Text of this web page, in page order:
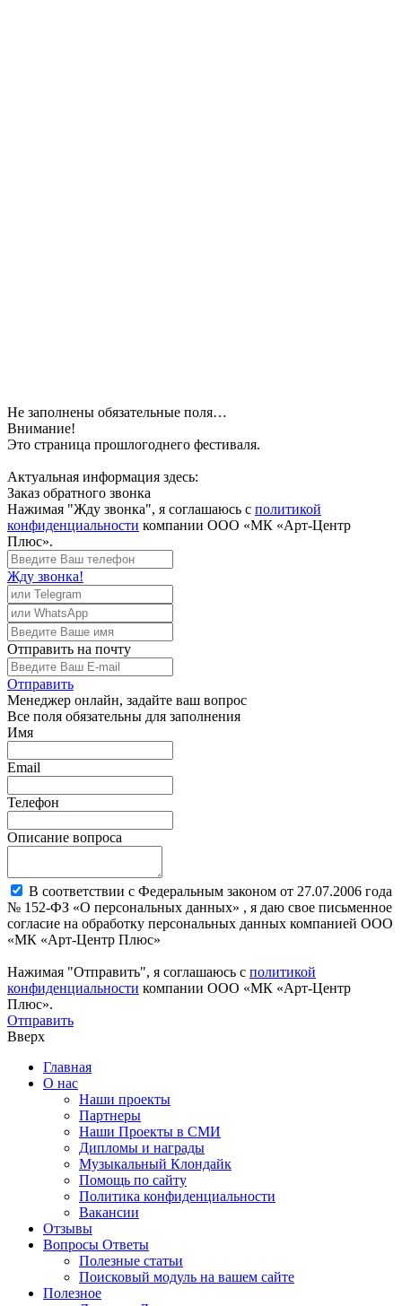
Не заполнены обязательные поля…
Внимание!
Это страница прошлогоднего фестиваля.
Актуальная информация здесь:
Заказ обратного звонка
Нажимая "Жду звонка", я соглашаюсь с политикой
конфиденциальности компании ООО «МК «Арт-Центр
Плюс».
Жду звонка!
Отправить на почту
Отправить
Менеджер онлайн, задайте ваш вопрос
Все поля обязательны для заполнения
Имя
Email
Телефон
Описание вопроса
В соответствии с Федеральным законом от 27.07.2006 года
№ 152-ФЗ «О персональных данных» , я даю свое письменное
согласие на обработку персональных данных компанией ООО
«МК «Арт-Центр Плюс»
Нажимая "Отправить", я соглашаюсь с политикой
конфиденциальности компании ООО «МК «Арт-Центр
Плюс».
Отправить
Вверх
Главная
О нас
Наши проекты
Партнеры
Наши Проекты в СМИ
Дипломы и награды
Музыкальный Клондайк
Помощь по сайту
Политика конфиденциальности
Вакансии
Отзывы
Вопросы Ответы
Полезные статьи
Поисковый модуль на вашем сайте
Полезное